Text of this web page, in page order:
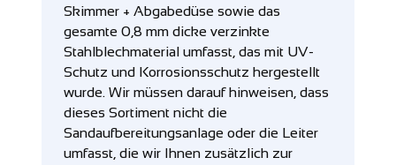
Skimmer + Abgabedüse sowie das
gesamte 0,8 mm dicke verzinkte
Stahlblechmaterial umfasst, das mit UV-
Schutz und Korrosionsschutz hergestellt
wurde. Wir müssen darauf hinweisen, dass
dieses Sortiment nicht die
Sandaufbereitungsanlage oder die Leiter
umfasst, die wir Ihnen zusätzlich zur